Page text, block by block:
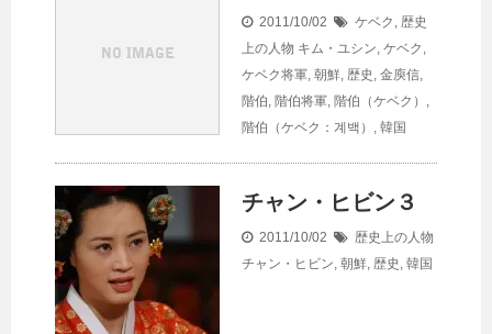
2011/10/02 ケベク , 歴史
上の人物 キム・ユシン, ケベク ,
ケベク将軍, 朝鮮, 歴史 , 金庾信,
階伯, 階伯将軍, 階伯（ケベク） ,
階伯（ケベク：계백） , 韓国
チャン・ヒビン３
2011/10/02
歴史上の人物
チャン・ヒビン, 朝鮮, 歴史 , 韓国